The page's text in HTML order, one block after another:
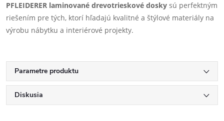
PFLEIDERER laminované drevotrieskové dosky sú perfektným
riešením pre tých, ktorí hľadajú kvalitné a štýlové materiály na
výrobu nábytku a interiérové projekty.
Parametre produktu
Diskusia